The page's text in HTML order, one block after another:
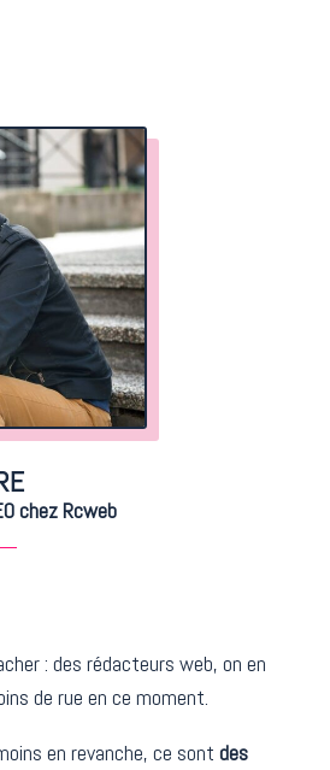
chez Rcweb
: des rédacteurs web, on en
de rue en ce moment.
en revanche, ce sont des